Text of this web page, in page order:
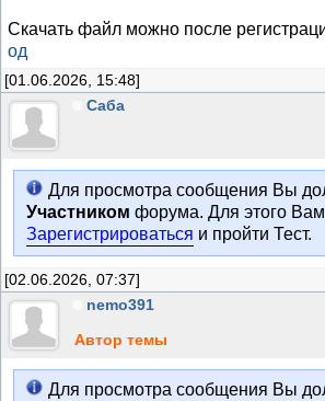
Скачать файл можно после
од
[01.06.2026, 15:48]
Саба
Для просмотра сообщения Вы
Участником форума. Для этого
Зарегистрироваться и пройти Тест.
[02.06.2026, 07:37]
nemo391
Автор темы
Для просмотра сообщения Вы